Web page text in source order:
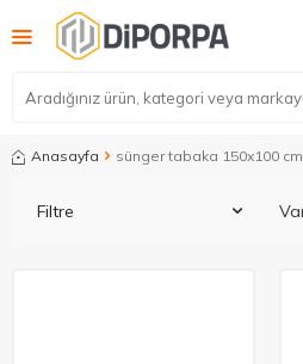
Anasayfa sünger tabaka 150x100 cm
Filtre